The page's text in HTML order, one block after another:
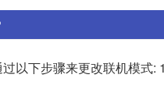
以下步骤来更改联机模式: